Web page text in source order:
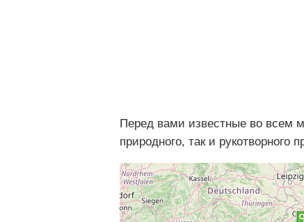
Перед вами известные во всем
природного, так и рукотворного